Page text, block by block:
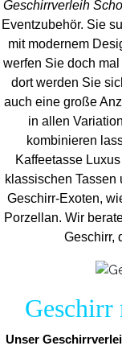
Geschirrverleih
Eventzubehör. Sie
mit modernem
werfen Sie doch
dort werden Sie
auch eine große
in allen
kombinieren
Kaffeetasse
klassischen
Geschirr-Exoten,
Porzellan. Wir
Geschirr,
Unser